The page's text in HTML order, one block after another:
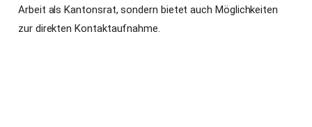
Arbeit als Kantonsrat, sondern bietet auch Möglichkeiten
zur direkten Kontaktaufnahme.